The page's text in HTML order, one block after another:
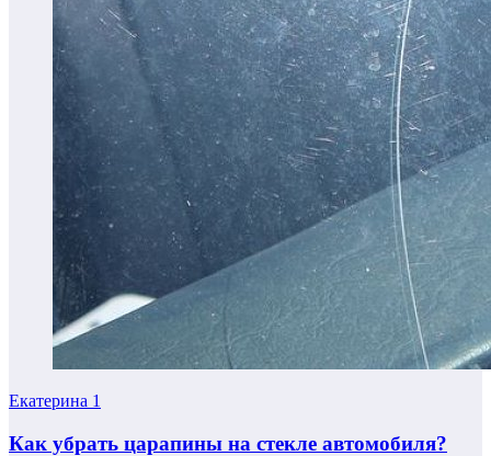
Екатерина 1
Как убрать царапины на стекле автомобиля?